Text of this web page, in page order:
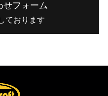
フォーム
ております